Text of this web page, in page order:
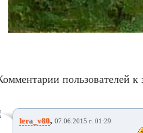
пользователей к
lera_v80, 07.06.2015 г. 01:29